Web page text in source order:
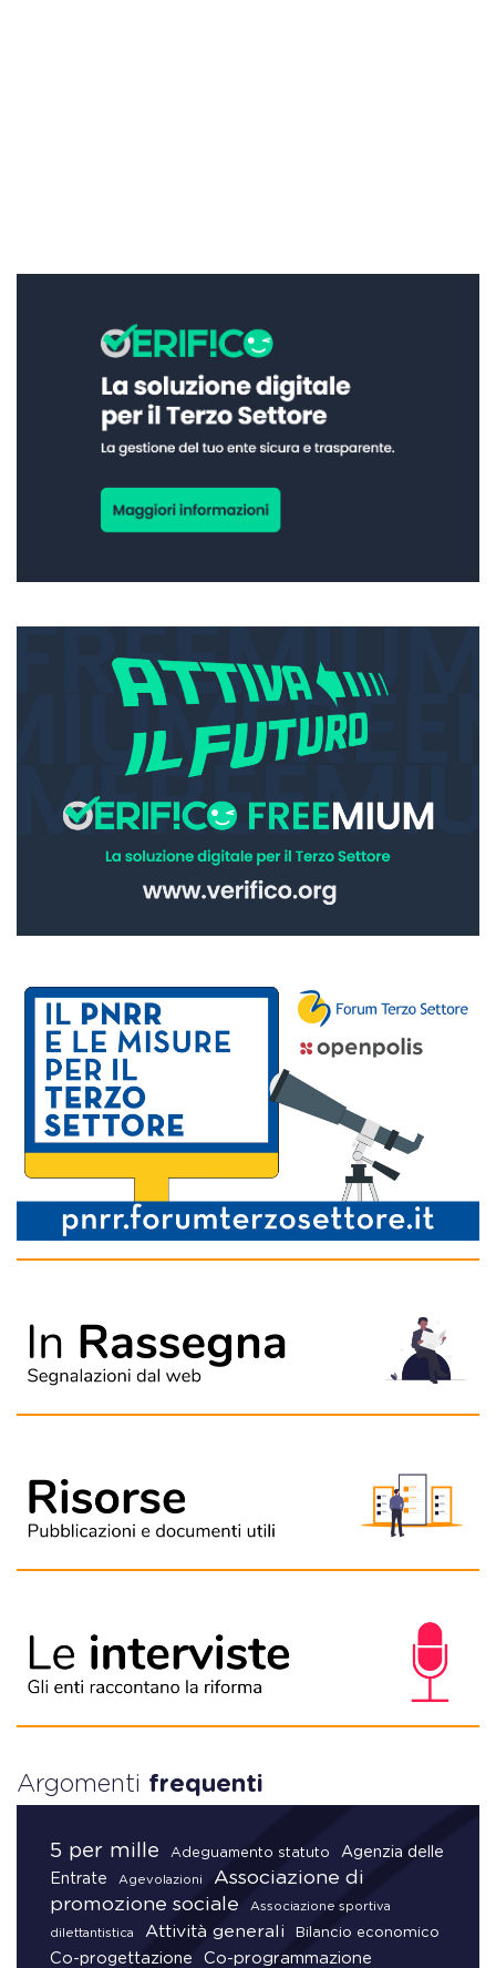
Argomenti frequenti
5 per mille Adeguamento statuto
Agenzia delle
Entrate
Agevolazioni
Associazione di
promozione sociale
Associazione sportiva
dilettantistica Attività generali Bilancio economico
Co-progettazione Co-programmazione